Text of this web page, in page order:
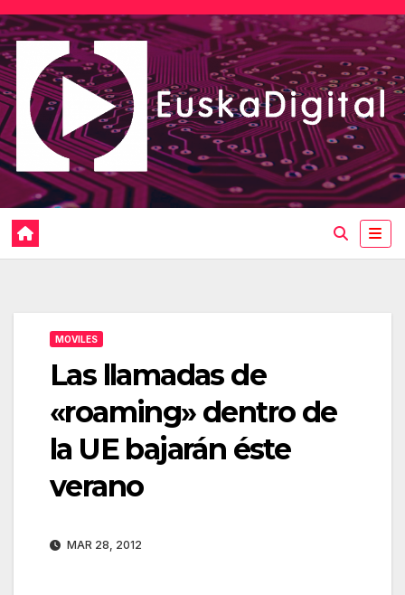
Saltar
al
contenido
MOVILES
Las llamadas de
«roaming» dentro de
la UE bajarán éste
verano
MAR 28, 2012